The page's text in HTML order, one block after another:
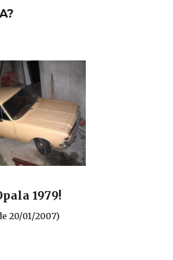
1979!
20/01/2007)